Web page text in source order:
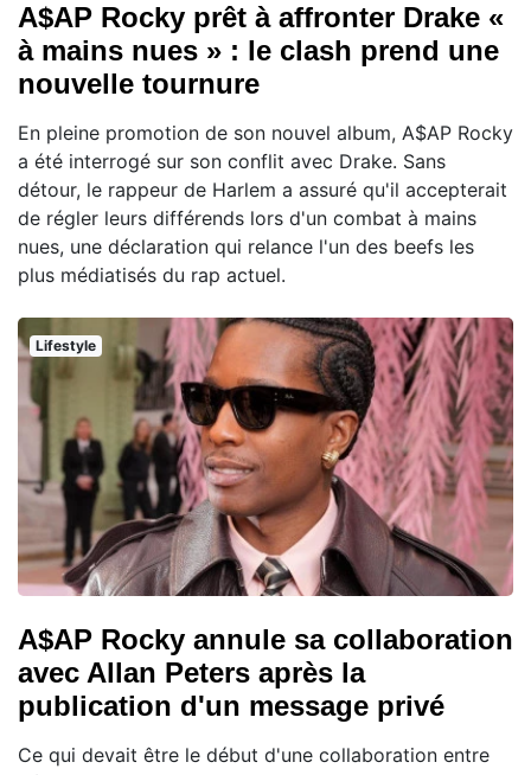
A$AP Rocky prêt à affronter Drake «
à mains nues » : le clash prend une
nouvelle tournure
En pleine promotion de son nouvel album, A$AP Rocky
a été interrogé sur son conflit avec Drake. Sans
détour, le rappeur de Harlem a assuré qu'il accepterait
de régler leurs différends lors d'un combat à mains
nues, une déclaration qui relance l'un des beefs les
plus médiatisés du rap actuel.
Lifestyle
A$AP Rocky annule sa collaboration
avec Allan Peters après la
publication d'un message privé
Ce qui devait être le début d'une collaboration entre